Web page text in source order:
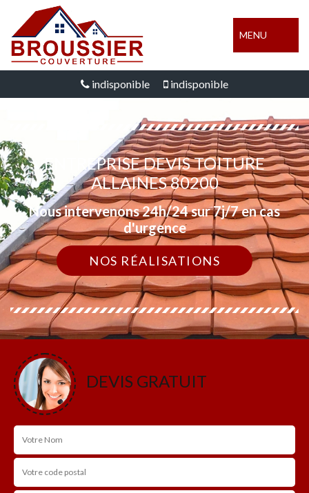
MENU
indisponible indisponible
ENTREPRISE DEVIS TOITURE
ALLAINES 80200
Nous intervenons 24h/24 sur 7j/7 en cas
d'urgence
NOS RÉALISATIONS
DEVIS GRATUIT